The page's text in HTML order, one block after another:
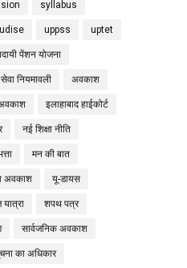
syllabus
udise uppss uptet
पेंशन योजना
नियमावली अवकाश
इलाहाबाद हाईकोर्ट
नई शिक्षा नीति
मन की बात
अवकाश यू-डायस
शपथ पत्र
सार्वजनिक अवकाश
का अधिकार